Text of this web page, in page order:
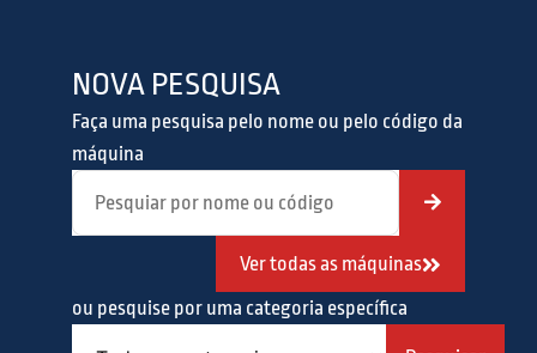
NOVA PESQUISA
Faça uma pesquisa pelo nome ou pelo código da
máquina
Ver todas as máquinas
ou pesquise por uma categoria específica